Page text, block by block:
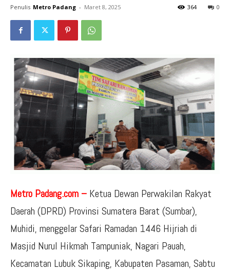
Penulis Metro Padang - Maret 8, 2025 0
364
Metro Padang.com – Ketua Dewan Perwakilan Rakyat
Daerah (DPRD) Provinsi Sumatera Barat (Sumbar),
Muhidi, menggelar Safari Ramadan 1446 Hijriah di
Masjid Nurul Hikmah Tampuniak, Nagari Pauah,
Kecamatan Lubuk Sikaping, Kabupaten Pasaman, Sabtu